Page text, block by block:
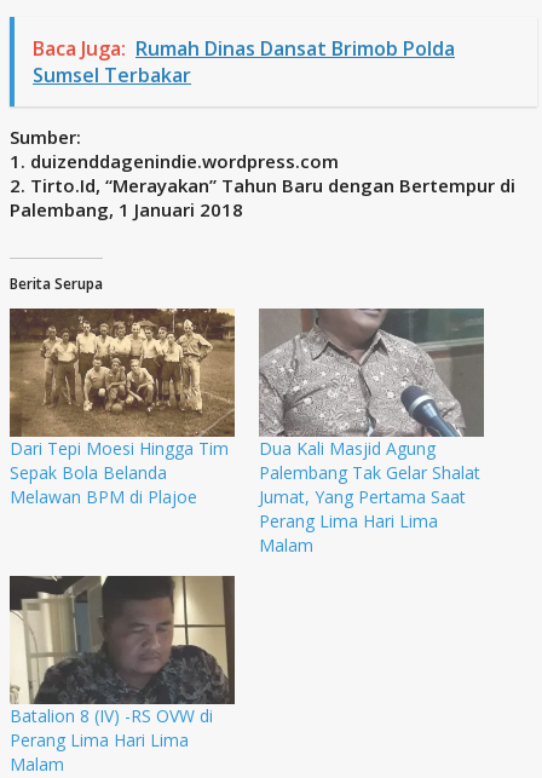
Baca Juga: Rumah Dinas Dansat Brimob Polda
Sumsel Terbakar
Sumber:
1. duizenddagenindie.wordpress.com
2. Tirto.Id, “Merayakan” Tahun Baru dengan Bertempur di
Palembang, 1 Januari 2018
Berita Serupa
Dari Tepi Moesi Hingga Tim
Sepak Bola Belanda
Melawan BPM di Plajoe
Dua Kali Masjid Agung
Palembang Tak Gelar Shalat
Jumat, Yang Pertama Saat
Perang Lima Hari Lima
Malam
Batalion 8 (IV) -RS OVW di
Perang Lima Hari Lima
Malam